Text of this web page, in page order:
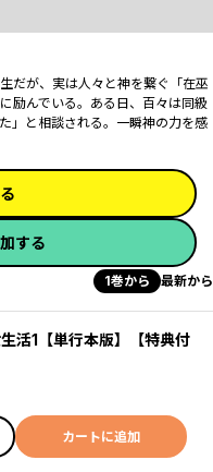
だが、実は人々と神を繋ぐ「在巫
励んでいる。ある日、百々は同級
」と相談される。一瞬神の力を感
する
1巻から 最新から
活1【単行本版】【特典付
カートに追加